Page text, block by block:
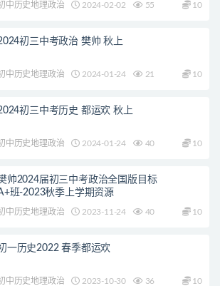
中历史地理政治 2024-02-02 55 10
初三中考政治 樊帅 秋上
中历史地理政治 2024-01-24 21 10
初三中考历史 都运欢 秋上
中历史地理政治 2024-01-24 40 10
帅2024届初三中考政治全国版目标
班-2023秋季上学期资源
中历史地理政治 2023-11-24 40 10
一历史2022 春季都运欢
中历史地理政治 2023-10-30 36 10